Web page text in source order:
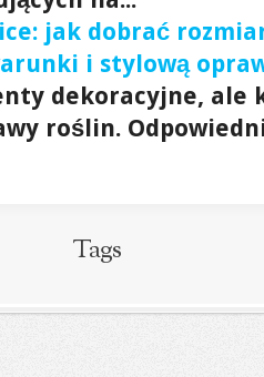
jak dobrać
i stylową
dekoracyjne, ale
roślin.
Tags